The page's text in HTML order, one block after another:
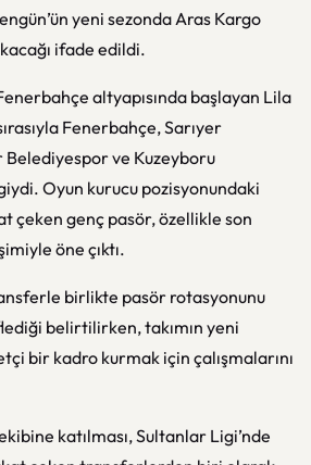
yeni sezonda Aras Kargo
ifade edildi.
altyapısında başlayan Lila
Fenerbahçe, Sarıyer
ve Kuzeyboru
Oyun kurucu pozisyonundaki
çeken genç pasör, özellikle son
öne çıktı.
birlikte pasör rotasyonunu
belirtilirken, takımın yeni
bir kadro kurmak için çalışmalarını
katılması, Sultanlar Ligi’nde